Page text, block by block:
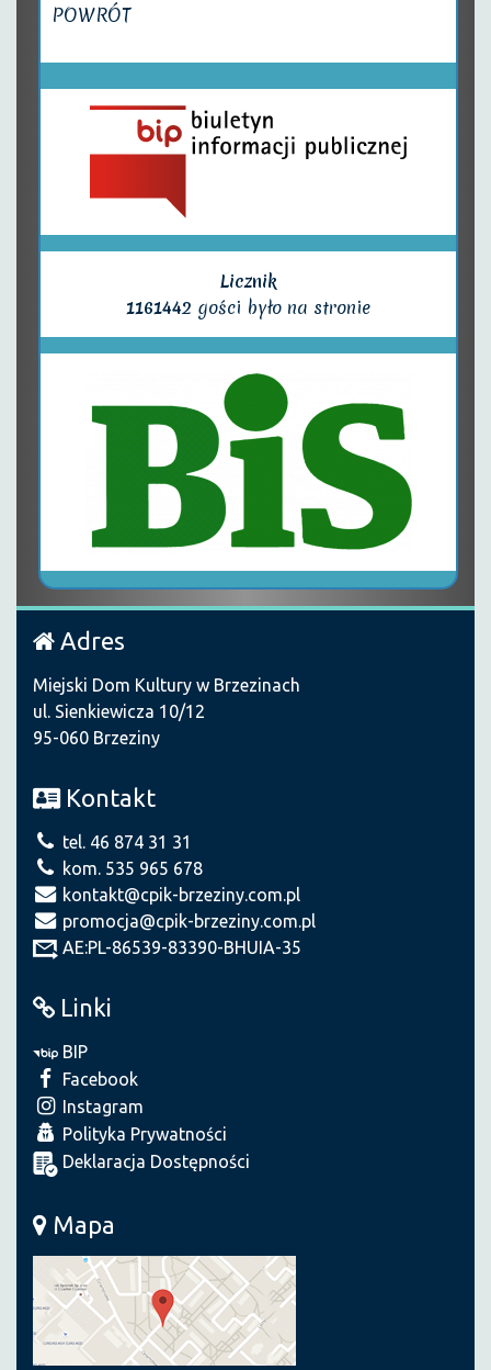
POWRÓT
Licznik
1161442 gości było na stronie
Adres
Miejski Dom Kultury w Brzezinach
ul. Sienkiewicza 10/12
95-060 Brzeziny
Kontakt
tel. 46 874 31 31
kom. 535 965 678
kontakt@cpik-brzeziny.com.pl
promocja@cpik-brzeziny.com.pl
AE:PL-86539-83390-BHUIA-35
Linki
BIP
Facebook
Instagram
Polityka Prywatności
Deklaracja Dostępności
Mapa